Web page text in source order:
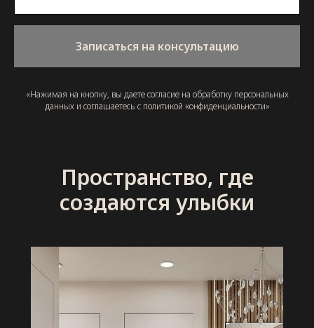
Записаться на консультацию
«Нажимая на кнопку, вы даете согласие на обработку персональных
данных и соглашаетесь c политикой конфиденциальности»
Пространство, где
создаются улыбки